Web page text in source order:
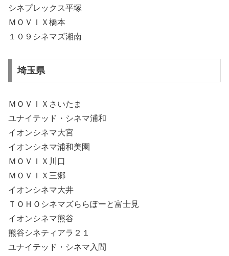
シネプレックス平塚
ＭＯＶＩＸ橋本
１０９シネマズ湘南
埼玉県
ＭＯＶＩＸさいたま
ユナイテッド・シネマ浦和
イオンシネマ大宮
イオンシネマ浦和美園
ＭＯＶＩＸ川口
ＭＯＶＩＸ三郷
イオンシネマ大井
ＴＯＨＯシネマズららぽーと富士見
イオンシネマ熊谷
熊谷シネティアラ２１
ユナイテッド・シネマ入間